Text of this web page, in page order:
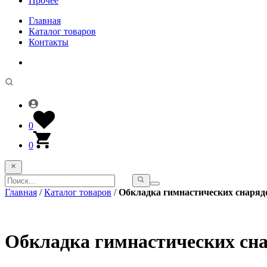
Главная
Каталог товаров
Контакты
0
0
Главная /Каталог товаров /Обкладка гимнастических
Обкладка гимнастических